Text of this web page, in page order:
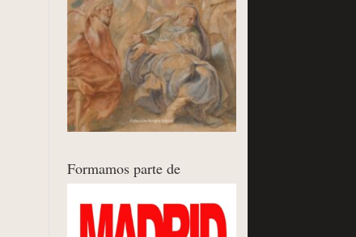
Formamos parte de